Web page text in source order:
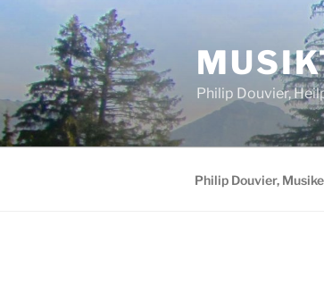
springen
Philip Douvier,
Philip Douvier,